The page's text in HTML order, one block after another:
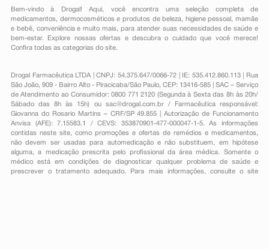
Bem-vindo à Drogal! Aqui, você encontra uma seleção completa de
medicamentos , dermocosméticos e produtos de beleza, higiene pessoal ,mamãe
e bebê, conveniênciae muito mais, para atender suas necessidades de saúde e
bem-estar. Explore nossas ofertas e descubra o cuidado que você merece!
Confira todas as categorias do site.
Drogal Farmacêutica LTDA | CNPJ: 54.375.647/0066-72 | IE: 535.412.860.113 | Rua
São João, 909 - Bairro Alto - Piracicaba/São Paulo, CEP: 13416-585 | SAC – Serviço
de Atendimento ao Consumidor: 0800 771 2120 (Segunda à Sexta das 8h às 20h/
Sábado das 8h às 15h) ou sac@drogal.com.br/ Farmacêutica responsável:
Giovanna do Rosario Martins – CRF/SP 49.855 | Autorização de Funcionamento
Anvisa (AFE): 7.15583.1 / CEVS: 353870901-477-000047-1-5. As informações
contidas neste site, como promoções e ofertas de remédios e medicamentos,
não devem ser usadas para automedicação e não substituem, em hipótese
alguma, a medicação prescrita pelo profissional da área médica. Somente o
médico está em condições de diagnosticar qualquer problema de saúde e
prescrever o tratamento adequado. Para mais informações, consulte o site